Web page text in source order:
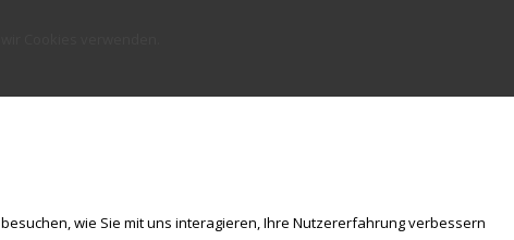
wie Sie mit uns interagieren, Ihre Nutzererfahrung verbessern